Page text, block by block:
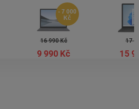
- 7 000
Kč
16 990 Kč
9 990 Kč
17
15